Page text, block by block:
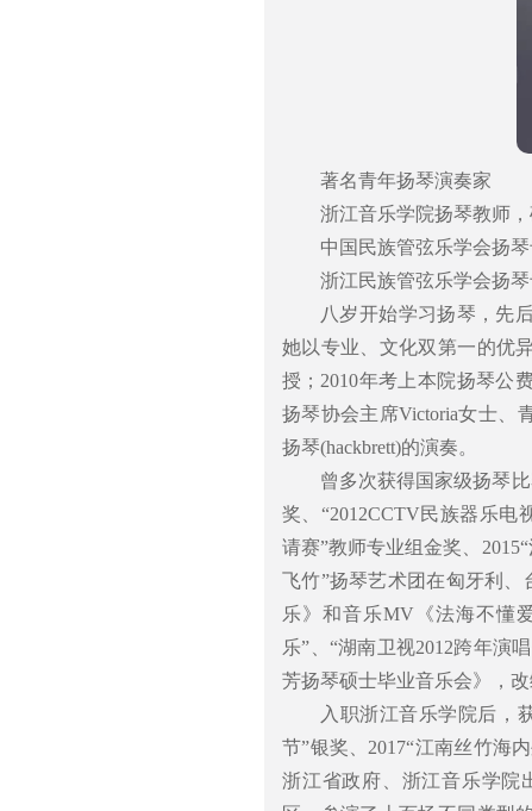
著名青年扬琴演奏家
浙江音乐学院扬琴教师
中国民族管弦乐学会扬
浙江民族管弦乐学会扬
八岁开始学习扬琴，先
她以专业、文化双第一的优
授；2010年考上本院扬琴公
扬琴协会主席Victoria女士、
扬琴(hackbrett)的演奏。
曾多次获得国家级扬琴
奖、“2012CCTV民族器乐电
请赛”教师专业组金奖、
飞竹”扬琴艺术团在匈牙利
乐》和音乐MV《法海不懂
乐”、“湖南卫视2012跨年演
芳扬琴硕士毕业音乐会》，
入职浙江音乐学院后，
节”银奖、2017“江南丝竹海
浙江省政府、浙江音乐学院